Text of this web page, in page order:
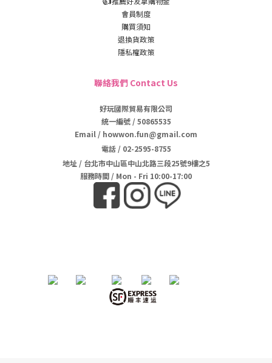
會員制度
購買須知
退換貨政策
隱私權政策
聯絡我們 Contact Us
好玩國際貿易有限公司
統一編號 / 50865535
Email / howwon.fun@gmail.com
電話/ 02-2595-8755
地址/ 台北市中山區中山北路三段25號9樓之5
服務時間 / Mon - Fri 10:00-17:00